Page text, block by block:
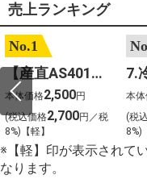
売上ランキング
No.1
【産直AS401】嶽きみ（サニーショコラ）６本
本体価格2,500円
(税込価格2,700円／税
8%)【軽】
本
(税
8%)
※【軽】印が表示されて
なります。